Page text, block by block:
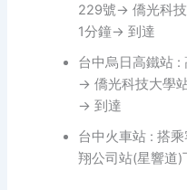
229號→ 僑光科
1分鐘→ 到達
台中烏日高鐵站 :
→ 僑光科技大學
→ 到達
台中火車站 : 搭
翔公司站(星響道